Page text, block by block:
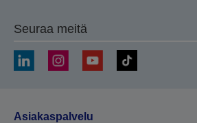
Seuraa meitä
Asiakaspalvelu